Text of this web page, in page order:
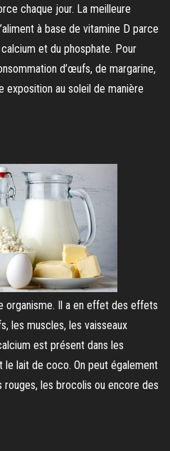
chaque jour. La meilleure
à base de vitamine D parce
et du phosphate. Pour
d’œufs, de margarine,
exposition au soleil de manière
organisme. Il a en effet des effets
les muscles, les vaisseaux
est présent dans les
le lait de coco. On peut également
les brocolis ou encore des